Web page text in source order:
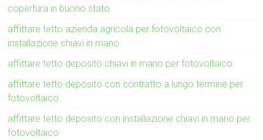
copertura in buono stato
affittare tetto azienda agricola per fotovoltaico con
installazione chiavi in mano
affittare tetto deposito chiavi in mano per fotovoltaico
affittare tetto deposito con contratto a lungo termine per
fotovoltaico
affittare tetto deposito con installazione chiavi in mano per
fotovoltaico